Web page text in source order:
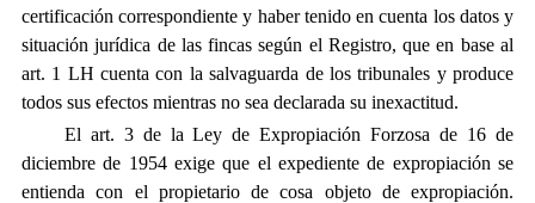
certificación correspondiente y haber tenido en cuenta los datos y
situación jurídica de las fincas según el Registro, que en base al
art. 1 LH cuenta con la salvaguarda de los tribunales y produce
todos sus efectos mientras no sea declarada su inexactitud.
El art. 3 de la Ley de Expropiación Forzosa de 16 de
diciembre de 1954 exige que el expediente de expropiación se
entienda con el propietario de cosa objeto de expropiación.